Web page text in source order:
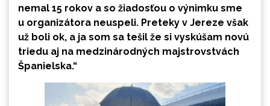
nemal 15 rokov a so žiadosťou o výnimku sme
u organizátora neuspeli. Preteky v Jereze však
už boli ok, a ja som sa tešil že si vyskúšam novú
triedu aj na medzinárodných majstrovstvách
Španielska.“